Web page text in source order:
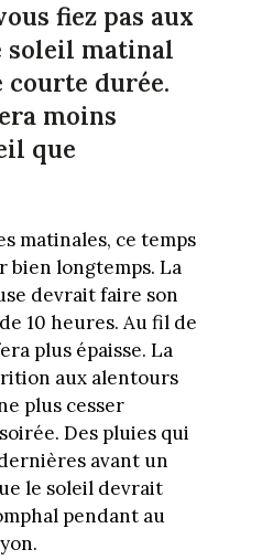
fiez pas aux
soleil matinal
courte durée.
moins
que
matinales, ce temps
bien longtemps. La
devrait faire son
10 heures. Au fil de
plus épaisse. La
aux alentours
plus cesser
Des pluies qui
avant un
le soleil devrait
pendant au